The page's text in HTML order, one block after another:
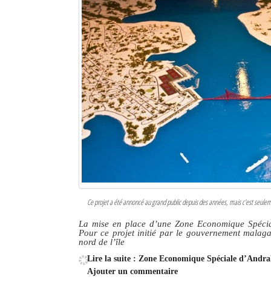
Sites touristiques
Diego Suarez Pratique
Les Petites Annonces
La Tribune de Diego en PDF
Ce projet a été annoncé au grand public depuis des années, mais c’est
La mise en place d’une Zone Economique
Pour ce projet initié par le gouvernement
nord de l’île
Lire la suite : Zone Economique Spéciale
Ajouter un commentaire